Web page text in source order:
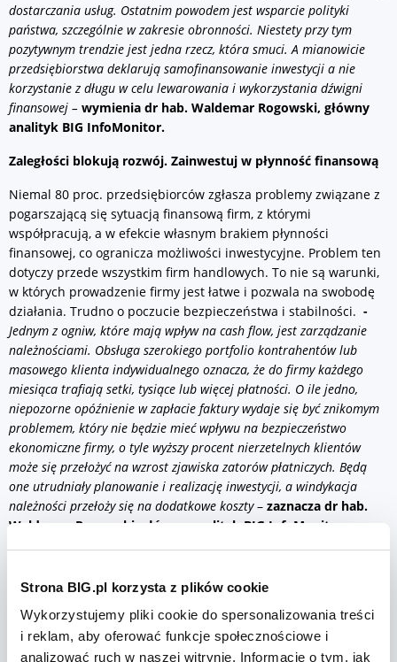
Strona BIG.pl korzysta z plików cookie
Wykorzystujemy pliki cookie do spersonalizowania treści
i reklam, aby oferować funkcje społecznościowe i
analizować ruch w naszej witrynie. Informacje o tym, jak
dostarczania usług. Ostatnim powodem jest wsparcie polityki
państwa, szczególnie w zakresie obronności. Niestety przy tym
pozytywnym trendzie jest jedna rzecz, która smuci. A mianowicie
przedsiębiorstwa deklarują samofinansowanie inwestycji a nie
korzystanie z długu w celu lewarowania i wykorzystania dźwigni
finansowej – wymienia dr hab. Waldemar Rogowski, główny
analityk BIG InfoMonitor.
Zaległości blokują rozwój. Zainwestuj w płynność finansową
Niemal 80 proc. przedsiębiorców zgłasza problemy związane z
pogarszającą się sytuacją finansową firm, z którymi
współpracują, a w efekcie własnym brakiem płynności
finansowej, co ogranicza możliwości inwestycyjne. Problem ten
dotyczy przede wszystkim firm handlowych. To nie są warunki,
w których prowadzenie firmy jest łatwe i pozwala na swobodę
działania. Trudno o poczucie bezpieczeństwa i stabilności. -
Jednym z ogniw, które mają wpływ na cash flow, jest zarządzanie
należnościami. Obsługa szerokiego portfolio kontrahentów lub
masowego klienta indywidualnego oznacza, że do firmy każdego
miesiąca trafiają setki, tysiące lub więcej płatności. O ile jedno,
niepozorne opóźnienie w zapłacie faktury wydaje się być znikomym
problemem, który nie będzie mieć wpływu na bezpieczeństwo
ekonomiczne firmy, o tyle wyższy procent nierzetelnych klientów
może się przełożyć na wzrost zjawiska zatorów płatniczych. Będą
one utrudniały planowanie i realizację inwestycji, a windykacja
należności przełoży się na dodatkowe koszty– zaznacza dr hab.
Waldemar Rogowski, główny analityk BIG InfoMonitor.
zaległości kredytowe i pozakredytowe firm przekroczyły
rekordowe 45,5 mld zł, ponad 328 tys. podmiotów z różnych
sektorów gospodarki ma status niesolidnych płatników.
Kompleksowe rozwiązania oferowane przez Grupę BIK